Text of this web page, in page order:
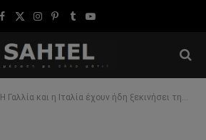
Facebook
X
Instagram
Pinterest
TumblrYouTube
Η Γαλλία και η Ιταλία έχουν ήδη ξεκινήσει την εκκένωση των πολιτών τους στον Νίγηρα.